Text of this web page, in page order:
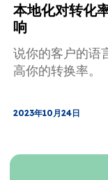
本地化对转化
响
说你的客户的语
高你的转换率。
2023年10月24日